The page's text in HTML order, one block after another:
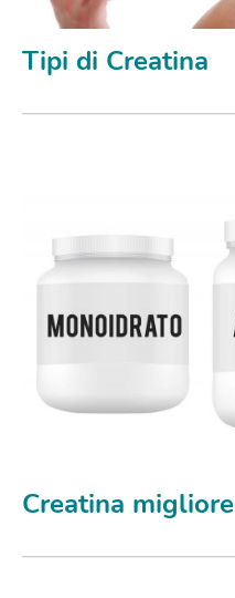
Tipi di Creatina
Creatina migliore